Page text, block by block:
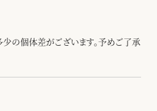
少の個体差がございます。予めご了承